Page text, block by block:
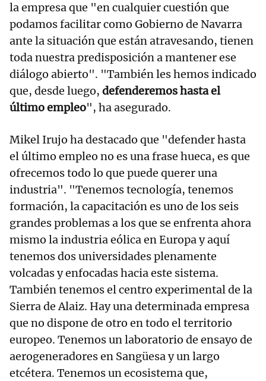
la empresa que "en cualquier cuestión que
podamos facilitar como Gobierno de Navarra
ante la situación que están atravesando, tienen
toda nuestra predisposición a mantener ese
diálogo abierto". "También les hemos indicado
que, desde luego, defenderemos hasta el
último empleo", ha asegurado.
Mikel Irujo ha destacado que "defender hasta
el último empleo no es una frase hueca, es que
ofrecemos todo lo que puede querer una
industria". "Tenemos tecnología, tenemos
formación, la capacitación es uno de los seis
grandes problemas a los que se enfrenta ahora
mismo la industria eólica en Europa y aquí
tenemos dos universidades plenamente
volcadas y enfocadas hacia este sistema.
También tenemos el centro experimental de la
Sierra de Alaiz. Hay una determinada empresa
que no dispone de otro en todo el territorio
europeo. Tenemos un laboratorio de ensayo de
aerogeneradores en Sangüesa y un largo
etcétera. Tenemos un ecosistema que,